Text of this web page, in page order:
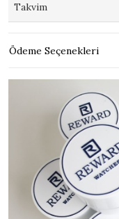
Takvim
Ödeme Seçenekleri